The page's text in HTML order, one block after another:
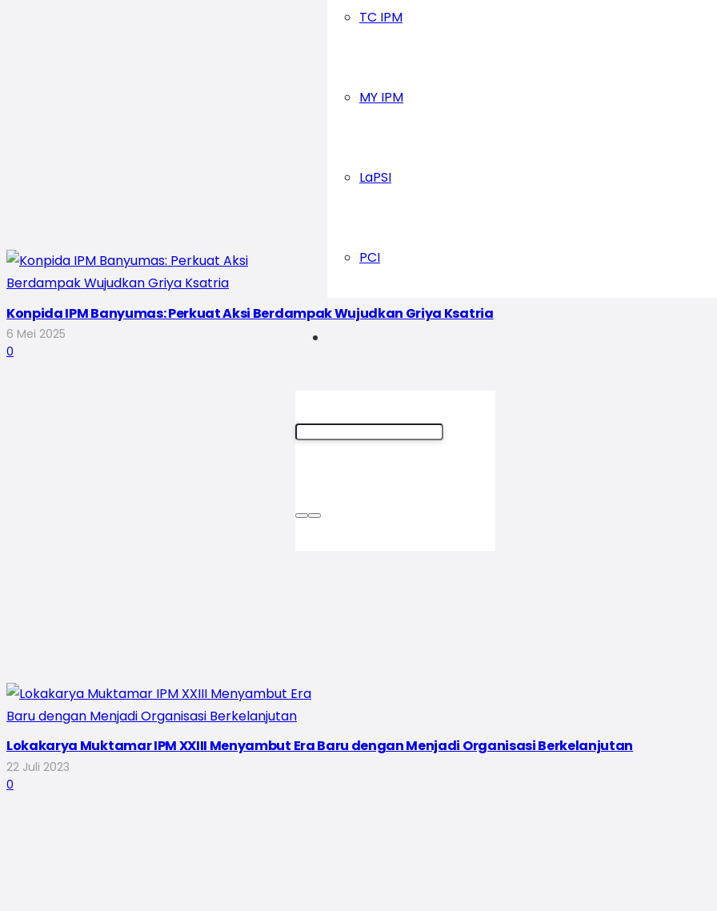
TC IPM
MY IPM
LaPSI
PCI
Konpida IPM Banyumas: Perkuat Aksi Berdampak Wujudkan Griya Ksatria
6 Mei 2025
0
Lokakarya Muktamar IPM XXIII Menyambut Era Baru dengan Menjadi Organisasi Berkelanjutan
22 Juli 2023
0